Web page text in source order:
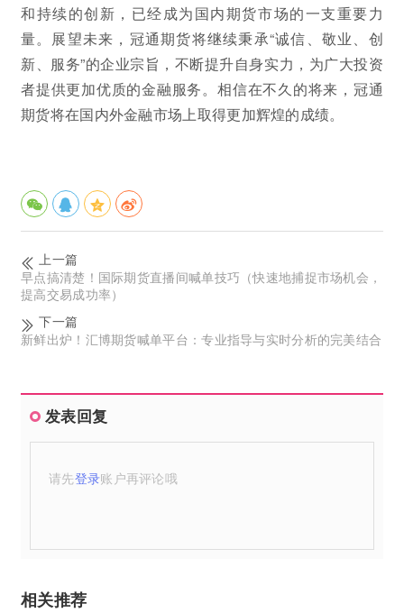
和持续的创新，已经成为国内期货市场的一支重要力
量。展望未来，冠通期货将继续秉承“诚信、敬业、创
新、服务”的企业宗旨，不断提升自身实力，为广大投资
者提供更加优质的金融服务。相信在不久的将来，冠通
期货将在国内外金融市场上取得更加辉煌的成绩。
上一篇
早点搞清楚！国际期货直播间喊单技巧（快速地捕捉市场机会，
提高交易成功率）
下一篇
新鲜出炉！汇博期货喊单平台：专业指导与实时分析的完美结合
发表回复
请先登录账户再评论哦
相关推荐